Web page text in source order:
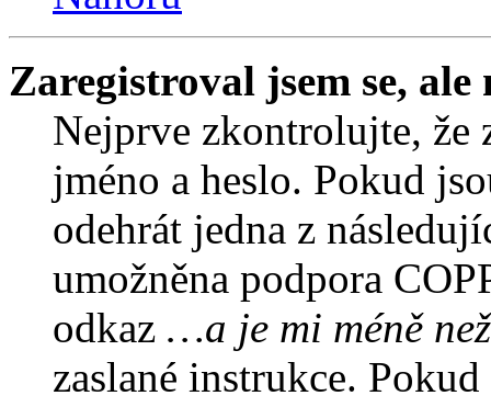
Zaregistroval jsem se,
Nejprve zkontrolujte, že
jméno a heslo. Pokud
odehrát jedna z
umožněna podpora
odkaz …a je mi méně
zaslané instrukce.